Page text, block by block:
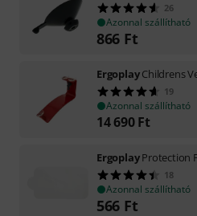
26
Azonnal szállítható
866 Ft
ErgoplayChildrens
19
Azonnal szállítható
14 690 Ft
ErgoplayProtection
18
Azonnal szállítható
566 Ft